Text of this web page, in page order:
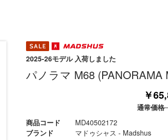
2025-26モデル 入荷しました
パノラマ M68 (PANORAMA
￥
通常価格
商品コード
MD40502172
ブランド
マドゥシャス - Madshus